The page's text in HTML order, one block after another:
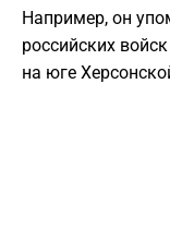
Например, он
российских
на юге